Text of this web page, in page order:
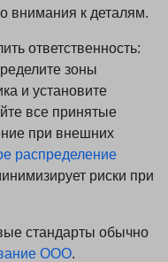
внимания к деталям.
ответственность:
зоны
и установите
все принятые
при внешних
распределение
риски при
стандарты обычно
ООО.